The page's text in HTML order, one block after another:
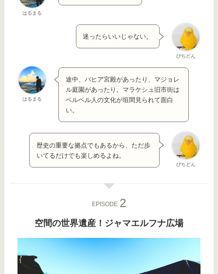
はるまる
ぴちどん
迷ったらいいじゃない。
はるまる
途中、バヒア宮殿があったり、マジョレ
ル庭園があったり。マラケシュ旧市街は
ベルベル人の文化が垣間見られて面白
い。
ぴちどん
歴史の重要な拠点でもあるから、ただ歩
いてるだけでも楽しめるよね。
EPISODE
空間の世界遺産！ジャマエルフナ広場